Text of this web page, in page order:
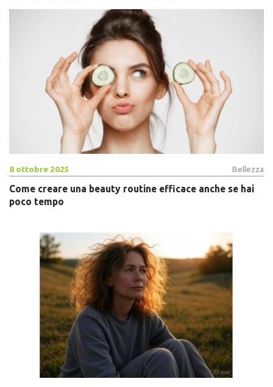
8 ottobre 2025 Bellezza
Come creare una beauty routine efficace anche se hai
poco tempo